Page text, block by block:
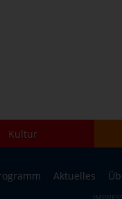
Kultur
Aktuelles